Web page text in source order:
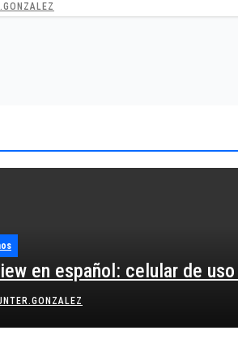
en español: celular de